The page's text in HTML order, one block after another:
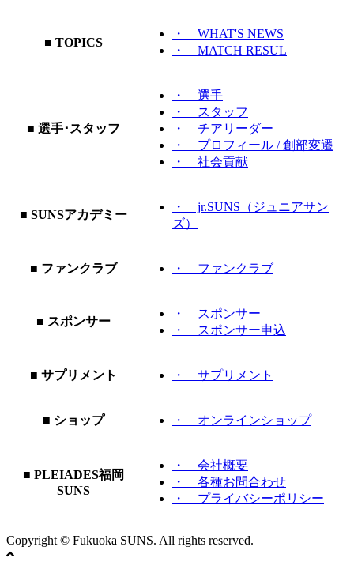
■ TOPICS
・ WHAT'S NEWS
・ MATCH RESUL
■ 選手･スタッフ
・ 選手
・ スタッフ
・ チアリーダー
・ プロフィール / 創部変遷
・ 社会貢献
■ SUNSアカデミー
・ jr.SUNS（ジュニアサン
ズ）
■ ファンクラブ ・ ファンクラブ
■ スポンサー
・ スポンサー
・ スポンサー申込
■ サプリメント ・ サプリメント
■ ショップ ・ オンラインショップ
■ PLEIADES福岡
SUNS
・ 会社概要
・ 各種お問合わせ
・ プライバシーポリシー
Copyright © Fukuoka SUNS. All rights reserved.